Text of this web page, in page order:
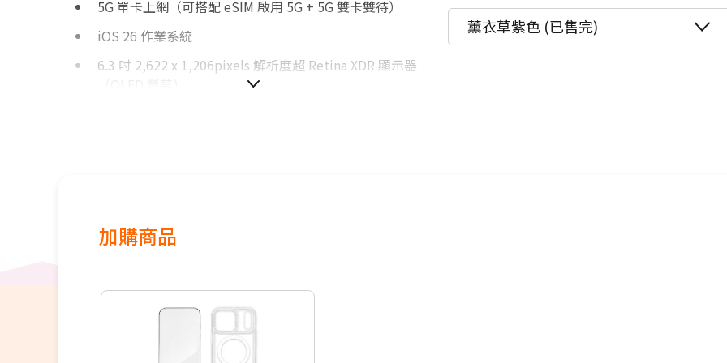
5G 單卡上網（可搭配 eSIM 啟用 5G + 5G 雙卡雙待）
iOS 26 作業系統
6.3 吋 2,622 x 1,206pixels 解析度超 Retina XDR 顯示器
IP68 防水防塵（IEC 60529 標準，最深 6 公尺水中待 30 分
鐘）
Face ID 臉部辨識
12期
$2,456
★舊機回收★限量加碼10%回饋
更多信用卡分期0利率滿額享回饋
薰衣草紫色 (已售完)
加購商品